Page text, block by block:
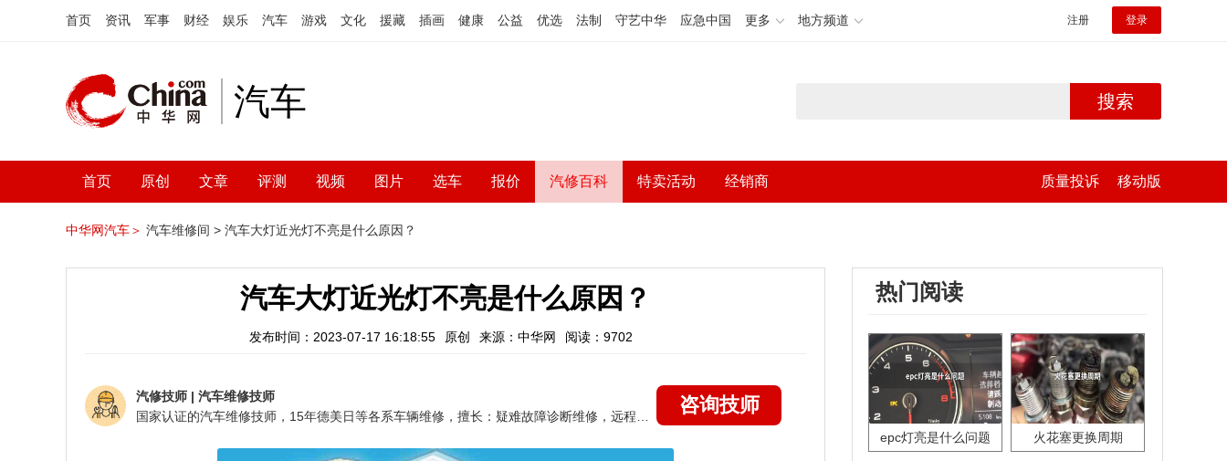
首页 资讯 军事 财经 娱乐 汽车 游戏 文化 援藏 插画 健康 公益 优选 法制 守艺中华 应急中国 更多 地方频道 注册 登录
汽车 搜索
首页 原创 文章 评测 视频 图片 选车 报价 汽修百科 特卖活动 经销商 质量投诉 移动版
中华网汽车＞ 汽车维修间 > 汽车大灯近光灯不亮是什么原因？
汽车大灯近光灯不亮是什么原因？
发布时间：2023-07-17 16:18:55 原创 来源：中华网 阅读：9702
汽修技师 | 汽车维修技师
咨询技师
热门阅读
epc灯亮是什么问题 火花塞更换周期